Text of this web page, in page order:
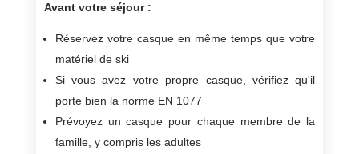
Avant votre séjour :
Réservez votre casque en même temps que votre
matériel de ski
Si vous avez votre propre casque, vérifiez qu'il
porte bien la norme EN 1077
Prévoyez un casque pour chaque membre de la
famille, y compris les adultes